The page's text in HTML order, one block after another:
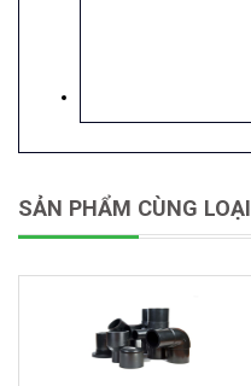
SẢN PHẨM CÙNG LOẠI